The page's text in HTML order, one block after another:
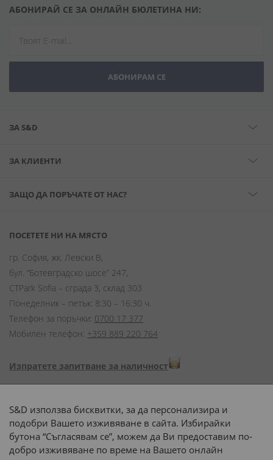
АБОНИРАЙ СЕ ЗА ОНЛАЙН БЮЛЕТИНА НИ:
АБОНИРАМ СЕ
ЗА S&D
ЗА КЛИЕНТИ
ЗАЩО ДА ПОРЪЧАТЕ ОТ НАС?
ПОСЕТЕТЕ НИ НА МЯСТО
гр. София, жк. Левски В,
бул. “Ботевградско шосе” 247,
CTPark Sofia – сграда 3, склад 303
Понеделник – петък: 8:30 – 16:30 ч.
Телефон за поръчки: 0700 17 377
Мобилен телефон: +359 889 220 764
Изпратете запитване за наличност
Начини на плащане:
S&D използва бисквитки, за да персонализира и
подобри Вашето изживяване в сайта. Избирайки
бутона “Съгласявам се”, можем да Ви предоставим по-
добро изживяване по време на Вашето онлайн